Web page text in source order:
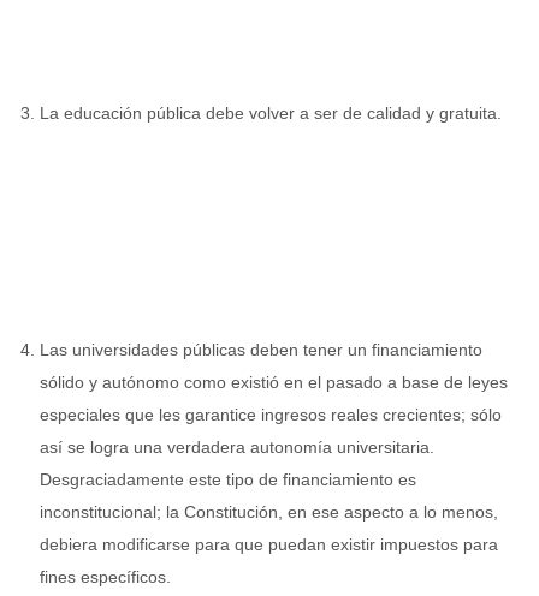
La educación pública debe volver a ser de calidad y gratuita.
Las universidades públicas deben tener un financiamiento
sólido y autónomo como existió en el pasado a base de leyes
especiales que les garantice ingresos reales crecientes; sólo
así se logra una verdadera autonomía universitaria.
Desgraciadamente este tipo de financiamiento es
inconstitucional; la Constitución, en ese aspecto a lo menos,
debiera modificarse para que puedan existir impuestos para
fines específicos.